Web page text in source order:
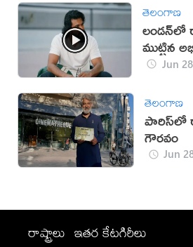
తెలంగాణ
లండన్‍లో
ముట్టిన
Jun
తెలంగాణ
పారిస్‌లో
గౌరవం
Jun
రాష్ట్రాలు ఇతర కేటగిరీలు